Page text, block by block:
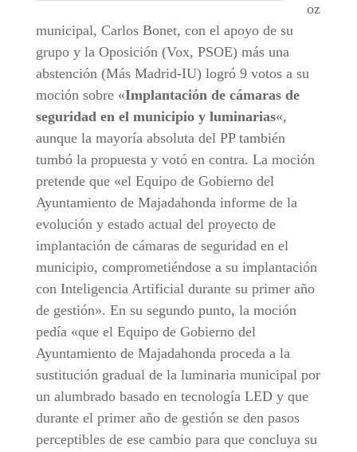
oz
municipal, Carlos Bonet, con el apoyo de su
grupo y la Oposición (Vox, PSOE) más una
abstención (Más Madrid-IU) logró 9 votos a su
moción sobre «Implantación de cámaras de
seguridad en el municipio y luminarias«,
aunque la mayoría absoluta del PP también
tumbó la propuesta y votó en contra. La moción
pretende que «el Equipo de Gobierno del
Ayuntamiento de Majadahonda informe de la
evolución y estado actual del proyecto de
implantación de cámaras de seguridad en el
municipio, comprometiéndose a su implantación
con Inteligencia Artificial durante su primer año
de gestión». En su segundo punto, la moción
pedía «que el Equipo de Gobierno del
Ayuntamiento de Majadahonda proceda a la
sustitución gradual de la luminaria municipal por
un alumbrado basado en tecnología LED y que
durante el primer año de gestión se den pasos
perceptibles de ese cambio para que concluya su